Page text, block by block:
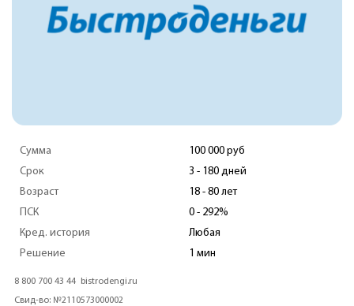
Сумма
100 000 руб
Срок
3 - 180 дней
Возраст
18 - 80 лет
ПСК
0 - 292%
Кред. история
Любая
Решение
1 мин
8 800 700 43 44 bistrodengi.ru
Свид-во: №2110573000002